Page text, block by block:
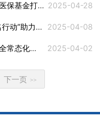
关于印发《湘阴县特困供养人员医保基金打包支付试点工作实施方案》的通知 2025-04-28
关于印发《湘阴县开展“乡村著名行动”助力乡村振兴实施方案》的通知 2025-04-08
关于印发《湘阴县农产品质量安全常态化监管工作意见》的通知 2025-04-02
下一页 >>